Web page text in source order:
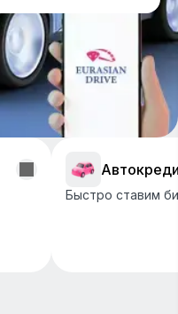
Быстро ставим